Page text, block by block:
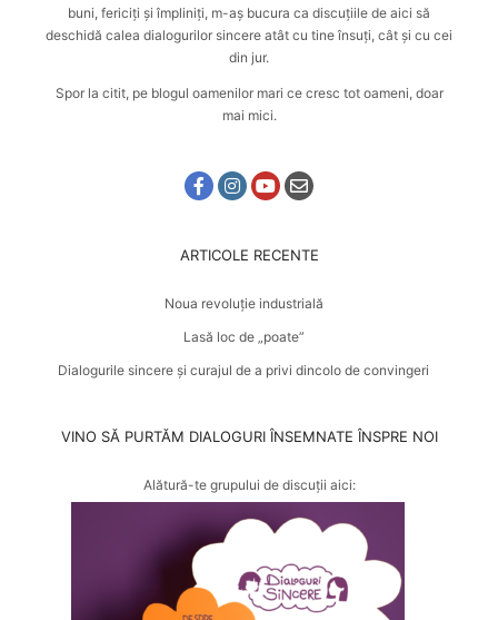
buni, fericiți și împliniți , m-aș bucura ca discuțiile de aici să
deschidă calea dialogurilor sincere atât cu tine însuți, cât și cu cei
din jur.
Spor la citit, pe blogul oamenilor mari ce cresc tot oameni, doar
mai mici.
ARTICOLE RECENTE
Noua revoluție industrială
Lasă loc de „poate”
Dialogurile sincere și curajul de a privi dincolo de convingeri
VINO SĂ PURTĂM DIALOGURI ÎNSEMNATE ÎNSPRE NOI
Alătură-te grupului de discuții aici: